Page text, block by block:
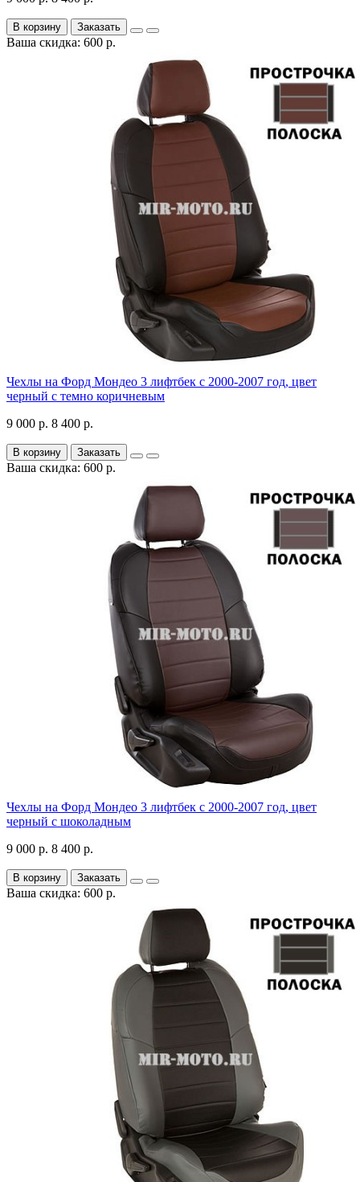
В корзину Заказать
Ваша скидка: 600 р.
Чехлы на Форд Мондео 3 лифтбек с 2000-2007 год, цвет
черный с темно коричневым
9 000 р. 8 400 р.
В корзину Заказать
Ваша скидка: 600 р.
Чехлы на Форд Мондео 3 лифтбек с 2000-2007 год, цвет
черный с шоколадным
9 000 р. 8 400 р.
В корзину Заказать
Ваша скидка: 600 р.